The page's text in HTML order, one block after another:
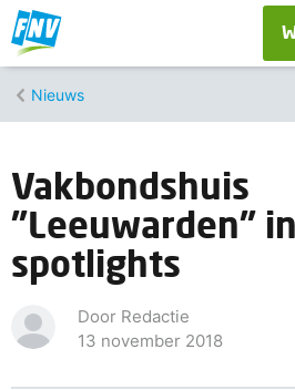
Nieuws
Vakbondshuis
"Leeuwarden"
spotlights
Door Redactie
13 november 2018